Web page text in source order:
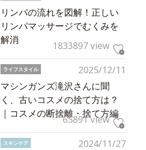
リンパの流れを図解！正しい
リンパマッサージでむくみを
解消
1833897 view
2025/12/11
ライフスタイル
マシンガンズ滝沢さんに聞
く、古いコスメの捨て方は？
｜コスメの断捨離・捨て方編
65891 view
2024/11/27
スキンケア